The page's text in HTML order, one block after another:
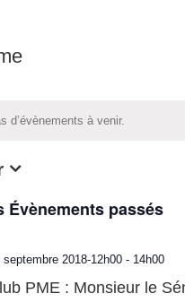
d’évènements à venir.
Évènements passés
septembre 2018-12h00 - 14h00
PME : Monsieur le